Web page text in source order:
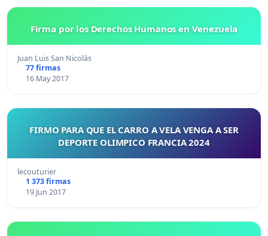
Firma por los Derechos Humanos en Venezuela
Juan Luis San Nicolás
77 firmas
16 May 2017
FIRMO PARA QUE EL CARRO A VELA VENGA A SER
DEPORTE OLIMPICO FRANCIA 2024
lecouturier
1 373 firmas
19 Jun 2017